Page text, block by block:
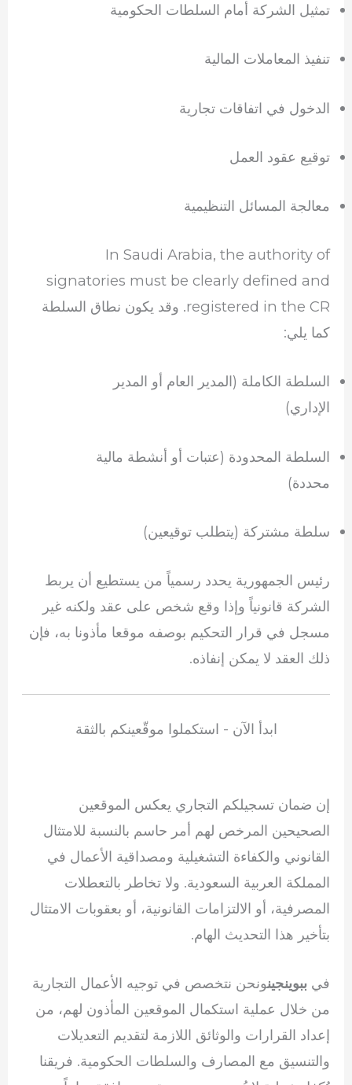
تمثيل الشركة أمام السلطات الحكومية
تنفيذ المعاملات المالية
الدخول في اتفاقات تجارية
توقيع عقود العمل
معالجة المسائل التنظيمية
In Saudi Arabia, the authority of
signatories must be clearly defined and
registered in the CR. وقد يكون نطاق السلطة
كما يلي:
السلطة الكاملة (المدير العام أو المدير
الإداري)
السلطة المحدودة (عتبات أو أنشطة مالية
محددة)
سلطة مشتركة (يتطلب توقيعين)
رئيس الجمهورية يحدد رسمياً من يستطيع أن يربط
الشركة قانونياً وإذا وقع شخص على عقد ولكنه غير
مسجل في قرار التحكيم بوصفه موقعا مأذونا به، فإن
ذلك العقد لا يمكن إنفاذه.
ابدأ الآن - استكملوا موقّعينكم بالثقة
إن ضمان تسجيلكم التجاري يعكس الموقعين
الصحيحين المرخص لهم أمر حاسم بالنسبة للامتثال
القانوني والكفاءة التشغيلية ومصداقية الأعمال في
المملكة العربية السعودية. ولا تخاطر بالتعطلات
المصرفية، أو الالتزامات القانونية، أو بعقوبات الامتثال
بتأخير هذا التحديث الهام.
فيببوينجينونحن نتخصص في توجيه الأعمال التجارية
من خلال عملية استكمال الموقعين المأذون لهم، من
إعداد القرارات والوثائق اللازمة لتقديم التعديلات
والتنسيق مع المصارف والسلطات الحكومية. فريقنا